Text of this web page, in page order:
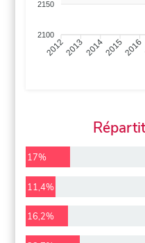
2150
2100
20122013201420152016
17%
11,4%
16,2%